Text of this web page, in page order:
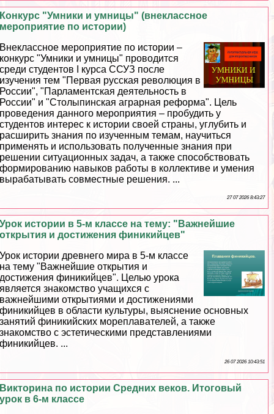
Конкурс "Умники и умницы" (внеклассное
мероприятие по истории)
Внеклассное мероприятие по истории –
конкурс "Умники и умницы" проводится
среди студентов I курса ССУЗ после
изучения тем "Первая русская революция в
России", "Парламентская деятельность в
России" и "Столыпинская аграрная реформа". Цель
проведения данного мероприятия – пробудить у
студентов интерес к истории своей страны, углубить и
расширить знания по изученным темам, научиться
применять и использовать полученные знания при
решении ситуационных задач, а также способствовать
формированию навыков работы в коллективе и умения
выpaбатывать совместные решения. ...
27 07 2026 8:43:27
Урок истории в 5-м классе на тему: "Важнейшие
открытия и достижения финикийцев"
Урок истории древнего мира в 5-м классе
на тему "Важнейшие открытия и
достижения финикийцев". Целью урока
является знакомство учащихся с
важнейшими открытиями и достижениями
финикийцев в области культуры, выяснение основных
занятий финикийских мореплавателей, а также
знакомство с эстетическими представлениями
финикийцев. ...
26 07 2026 10:43:51
Викторина по истории Средних веков. Итоговый
урок в 6-м классе